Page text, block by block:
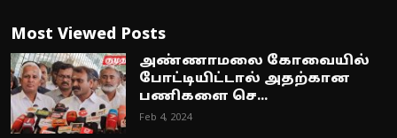
Most Viewed Posts
அண்ணாமலை கோவையில்
போட்டியிட்டால் அதற்கான
பணிகளை செ...
Feb 4, 2024